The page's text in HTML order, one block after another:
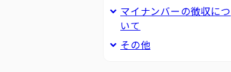
マイナンバーの徴収につ
いて
その他